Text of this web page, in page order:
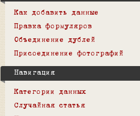
Как добавить данные
Правка формуляров
Объединение дублей
Присоединение фотографий
Навигация
Категории данных
Случайная статья